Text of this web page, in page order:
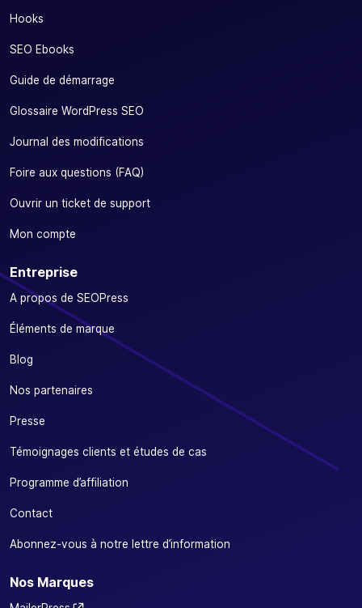
Hooks
SEO Ebooks
Guide de démarrage
Glossaire WordPress SEO
Journal des modifications
Foire aux questions (FAQ)
Ouvrir un ticket de support
Mon compte
Entreprise
A propos de SEOPress
Éléments de marque
Blog
Nos partenaires
Presse
Témoignages clients et études de cas
Programme d’affiliation
Contact
Abonnez-vous à notre lettre d’information
Nos Marques